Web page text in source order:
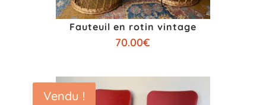
Fauteuil en rotin vintage
70.00€
Vendu !